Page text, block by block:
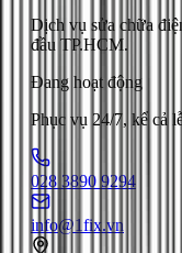
Dịch vụ sửa chữa
đầu TP.HCM.
Đang hoạt động
Phục vụ 24/7, kể cả
028 3890 9294
info@1fix.vn